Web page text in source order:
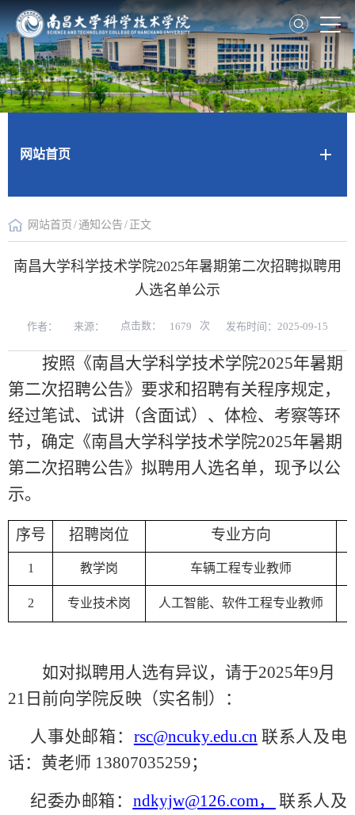
网站首页
网站首页 /通知公告 / 正文
南昌大学科学技术学院2025年暑期第二次招聘拟聘用
人选名单公示
作者： 来源： 点击数： 1679 次 发布时间：2025-09-15
按照《南昌大学科学技术学院2025年暑期
第二次招聘公告》要求和招聘有关程序规定，
经过笔试、试讲（含面试） 、体检、考察等环
节，确定《南昌大学科学技术学院2025年暑期
第二次招聘公告》拟聘用人选名单，现予以公
示。
序号 招聘岗位 专业方向
1 教学岗 车辆工程专业教师
2 专业技术岗 人工智能、软件工程专业教师
如对拟聘用人选有异议，请于2025年9月
21日前向学院反映（实名制）：
人事处邮箱： rsc@ncuky.edu.cn 联系人及电
话：黄老师 13807035259；
纪委办邮箱： ndkyjw@126.com，
联系人及